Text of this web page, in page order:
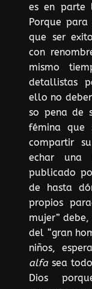
es en parte
Porque para
que ser
con
mismo
detallistas
ello no
so pena de
fémina que
compartir
echar una
publicado
de hasta
propios
mujer”
del “gran
niños,
alfasea
Dios